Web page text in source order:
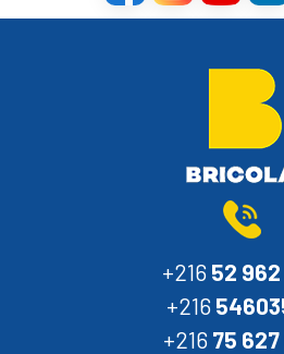
+216 52
+216
+216 75